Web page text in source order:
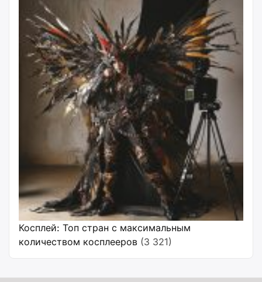
Косплей: Топ стран с максимальным
количеством косплееров (3 321)